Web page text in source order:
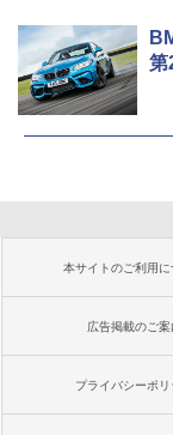
第
本サイトのご利用に
広告掲載のご案
プライバシーポリ